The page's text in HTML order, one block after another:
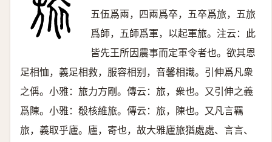
五伍爲兩，四兩爲卒，五卒爲旅，五旅
爲師，五師爲軍，以起軍旅。注云：此
皆先王所因農事而定軍令者也。欲其恩
足相恤，義足相救，服容相别，音馨相識。引伸爲凡衆
之偁。小雅：旅力方剛。傳云：旅，衆也。又引伸之義
爲陳。小雅：殽核維旅。傳云：旅，陳也。又凡言羈
旅，義取乎廬。廬，寄也，故大雅廬旅猶處處、言言、